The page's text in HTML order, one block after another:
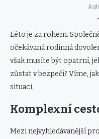
Léto je za rohem.
očekávaná rodinná
však musíte být opatrní,
zůstat v bezpečí? Víme,
situaci.
Komplexní
Mezi nejvyhledávanější